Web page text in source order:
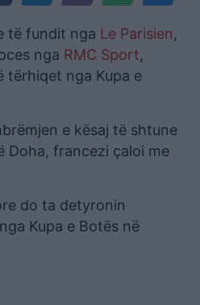
të fundit nga Le Parisien,
nga RMC Sport,
tërhiqet nga Kupa e
e kësaj të shtune
Doha, francezi çaloi me
do ta detyronin
Kupa e Botës në